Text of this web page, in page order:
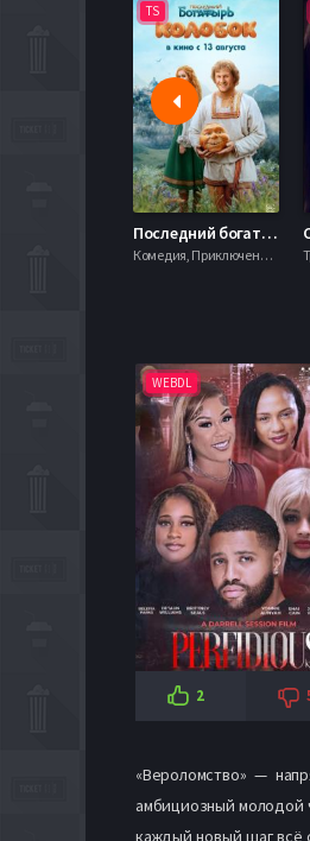
TS
Последний богатырь. Колобок (2026)
Комедия, Приключения, Фэнтези,
WEBDL
2
«Вероломство» —
амбициозный молодой
каждый новый шаг всё